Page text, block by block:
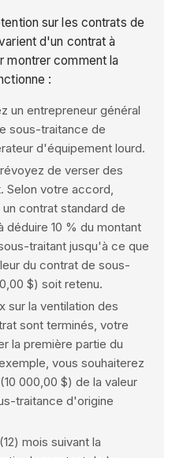
sur les contrats de
d'un contrat à
montrer comment la
:
un entrepreneur général
sous-traitance de
d'équipement lourd.
de verser des
Selon votre accord,
contrat standard de
déduire 10 % du montant
traitant jusqu'à ce que
du contrat de sous-
$) soit retenu.
sur la ventilation des
sont terminés, votre
la première partie du
vous souhaiterez
000,00 $) de la valeur
traitance d'origine
mois suivant la